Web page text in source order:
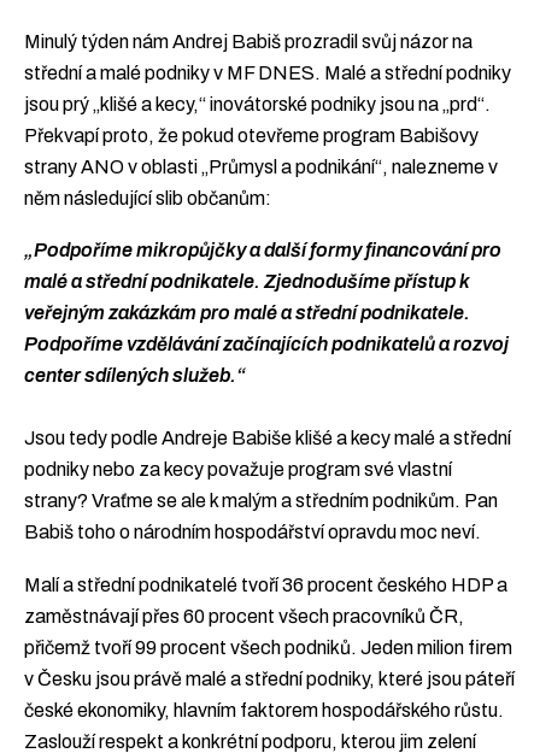
Minulý týden nám Andrej Babiš prozradil svůj názor na
střední a malé podniky v MF DNES. Malé a střední podniky
jsou prý „klišé a kecy,“ inovátorské podniky jsou na „prd“.
Překvapí proto, že pokud otevřeme program Babišovy
strany ANO v oblasti „Průmysl a podnikání“, nalezneme v
něm následující slib občanům:
„Podpoříme mikropůjčky a další formy financování pro
malé a střední podnikatele. Zjednodušíme přístup k
veřejným zakázkám pro malé a střední podnikatele.
Podpoříme vzdělávání začínajících podnikatelů a rozvoj
center sdílených služeb.“
Jsou tedy podle Andreje Babiše klišé a kecy malé a střední
podniky nebo za kecy považuje program své vlastní
strany? Vraťme se ale k malým a středním podnikům. Pan
Babiš toho o národním hospodářství opravdu moc neví.
Malí a střední podnikatelé tvoří 36 procent českého HDP a
zaměstnávají přes 60 procent všech pracovníků ČR,
přičemž tvoří 99 procent všech podniků. Jeden milion firem
v Česku jsou právě malé a střední podniky, které jsou páteří
české ekonomiky, hlavním faktorem hospodářského růstu.
Zaslouží respekt a konkrétní podporu, kterou jim zelení